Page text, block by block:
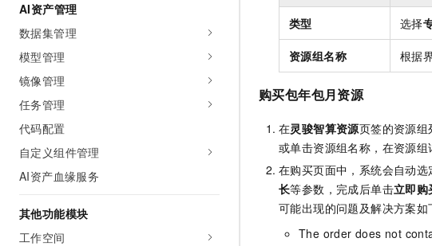
AI资产管理
数据集管理
模型管理
镜像管理
任务管理
代码配置
自定义组件管理
AI资产血缘服务
其他功能模块
工作空间
类型 选择
资源组名称 根据
购买包年包月资源
在灵骏智算资源页签的资源
或单击资源组名称，在资源
在购买页面中，系统会自动选
长等参数，完成后单击立即购
可能出现的问题及解决方案如
The order does not